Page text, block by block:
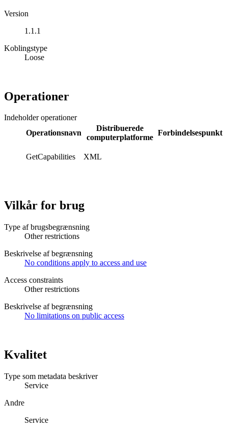
Version
1.1.1
Koblingstype
Loose
Operationer
Indeholder operationer
Operationsnavn
Distribuerede
computerplatforme
Forbindelsespunkt
GetCapabilities XML
Vilkår for brug
Type af brugsbegrænsning
Other restrictions
Beskrivelse af begrænsning
No conditions apply to access and use
Access constraints
Other restrictions
Beskrivelse af begrænsning
No limitations on public access
Kvalitet
Type som metadata beskriver
Service
Andre
Service